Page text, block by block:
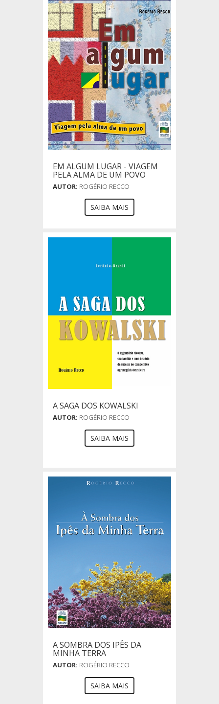
EM ALGUM LUGAR - VIAGEM
PELA ALMA DE UM POVO
AUTOR: ROGÉRIO RECCO
SAIBA MAIS
A SAGA DOS KOWALSKI
AUTOR: ROGÉRIO RECCO
SAIBA MAIS
A SOMBRA DOS IPÊS DA
MINHA TERRA
AUTOR: ROGÉRIO RECCO
SAIBA MAIS